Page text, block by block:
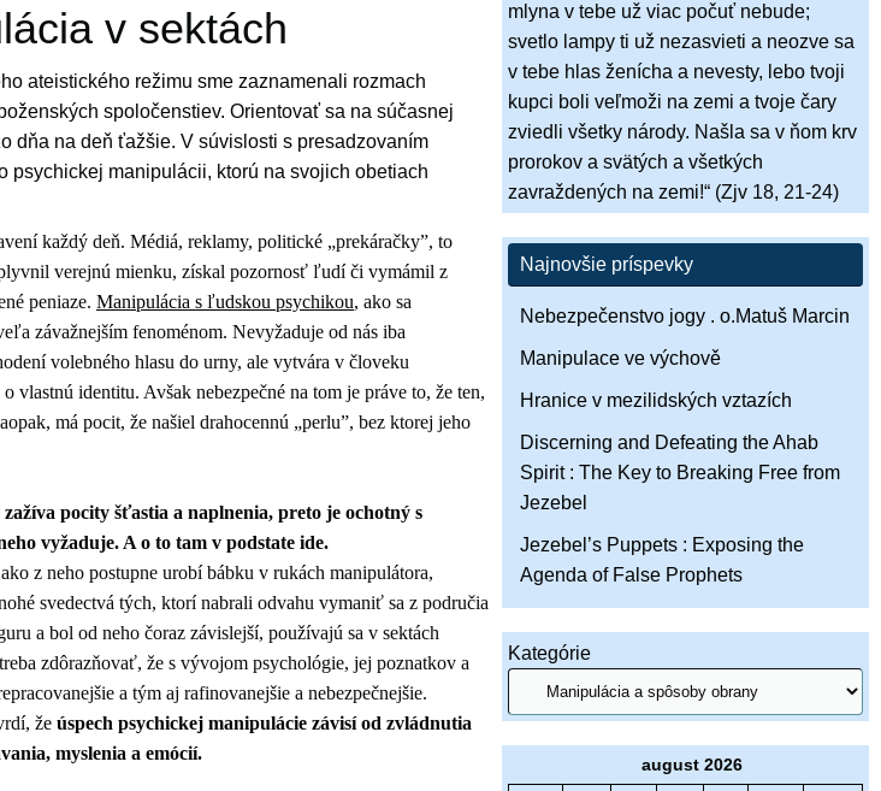
v sektách
ateistického režimu sme zaznamenali rozmach
spoločenstiev. Orientovať sa na súčasnej
dňa na deň ťažšie. V súvislosti s presadzovaním
psychickej manipulácii, ktorú na svojich obetiach
každý deň. Médiá, reklamy, politické „prekáračky”, to
verejnú mienku, získal pozornosť ľudí či vymámil z
peniaze. Manipulácia s ľudskou psychikou, ako sa
závažnejším fenoménom. Nevyžaduje od nás iba
volebného hlasu do urny, ale vytvára v človeku
vlastnú identitu. Avšak nebezpečné na tom je práve to, že ten,
má pocit, že našiel drahocennú „perlu”, bez ktorej jeho
pocity šťastia a naplnenia, preto je ochotný s
vyžaduje. A o to tam v podstate ide.
z neho postupne urobí bábku v rukách manipulátora,
svedectvá tých, ktorí nabrali odvahu vymaniť sa z područia
a bol od neho čoraz závislejší, používajú sa v sektách
zdôrazňovať, že s vývojom psychológie, jej poznatkov a
a tým aj rafinovanejšie a nebezpečnejšie.
že úspech psychickej manipulácie závisí od zvládnutia
myslenia a emócií.
mlyna v tebe už viac počuť nebude;
svetlo lampy ti už nezasvieti a neozve sa
v tebe hlas ženícha a nevesty, lebo tvoji
kupci boli veľmoži na zemi a tvoje čary
zviedli všetky národy. Našla sa v ňom krv
prorokov a svätých a všetkých
zavraždených na zemi!“ (Zjv 18, 21-24)
Najnovšie príspevky
Nebezpečenstvo jogy . o.Matuš Marcin
Manipulace ve výchově
Hranice v mezilidských vztazích
Discerning and Defeating the Ahab
Spirit : The Key to Breaking Free from
Jezebel
Jezebel’s Puppets : Exposing the
Agenda of False Prophets
Kategórie
august 2026